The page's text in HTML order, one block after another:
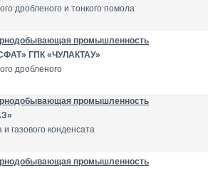
дробленого и тонкого помола
промышленность
ГПК «ЧУЛАКТАУ»
дробленого
промышленность
газового конденсата
промышленность